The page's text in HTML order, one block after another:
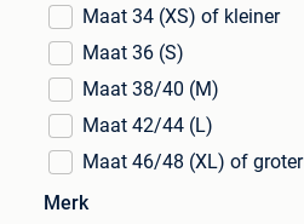
Maat 34 (XS) of kleiner
Maat 36 (S)
Maat 38/40 (M)
Maat 42/44 (L)
Maat 46/48 (XL) of groter
Merk